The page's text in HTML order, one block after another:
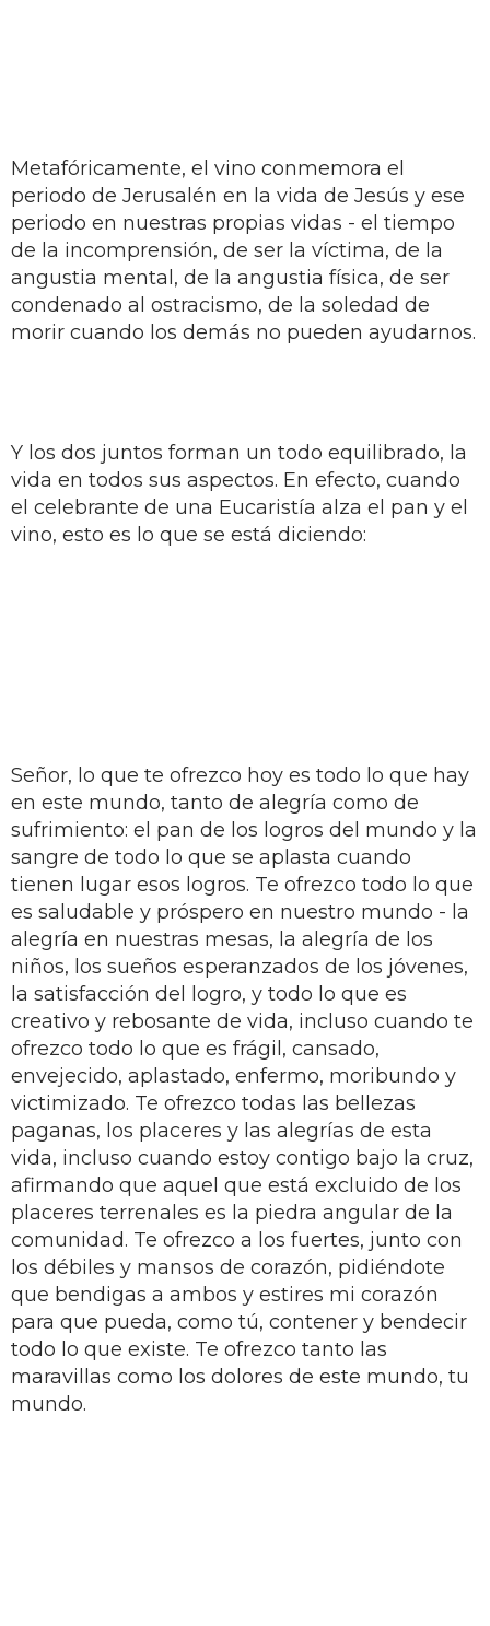
Metafóricamente, el vino conmemora el
periodo de Jerusalén en la vida de Jesús y ese
periodo en nuestras propias vidas - el tiempo
de la incomprensión, de ser la víctima, de la
angustia mental, de la angustia física, de ser
condenado al ostracismo, de la soledad de
morir cuando los demás no pueden ayudarnos.
Y los dos juntos forman un todo equilibrado, la
vida en todos sus aspectos. En efecto, cuando
el celebrante de una Eucaristía alza el pan y el
vino, esto es lo que se está diciendo:
Señor, lo que te ofrezco hoy es todo lo que hay
en este mundo, tanto de alegría como de
sufrimiento: el pan de los logros del mundo y la
sangre de todo lo que se aplasta cuando
tienen lugar esos logros. Te ofrezco todo lo que
es saludable y próspero en nuestro mundo - la
alegría en nuestras mesas, la alegría de los
niños, los sueños esperanzados de los jóvenes,
la satisfacción del logro, y todo lo que es
creativo y rebosante de vida, incluso cuando te
ofrezco todo lo que es frágil, cansado,
envejecido, aplastado, enfermo, moribundo y
victimizado. Te ofrezco todas las bellezas
paganas, los placeres y las alegrías de esta
vida, incluso cuando estoy contigo bajo la cruz,
afirmando que aquel que está excluido de los
placeres terrenales es la piedra angular de la
comunidad. Te ofrezco a los fuertes, junto con
los débiles y mansos de corazón, pidiéndote
que bendigas a ambos y estires mi corazón
para que pueda, como tú, contener y bendecir
todo lo que existe. Te ofrezco tanto las
maravillas como los dolores de este mundo, tu
mundo.